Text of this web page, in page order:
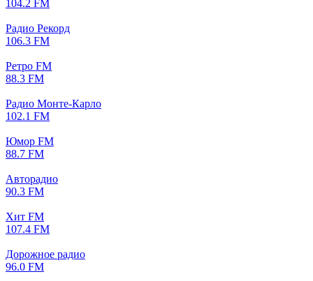
104.2 FM
Радио Рекорд
106.3 FM
Ретро FM
88.3 FM
Радио Монте-Карло
102.1 FM
Юмор FM
88.7 FM
Авторадио
90.3 FM
Хит FM
107.4 FM
Дорожное радио
96.0 FM